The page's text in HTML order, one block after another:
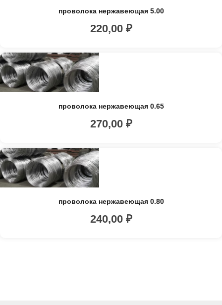
проволока нержавеющая 5.00
220,00 ₽
проволока нержавеющая 0.65
270,00 ₽
проволока нержавеющая 0.80
240,00 ₽